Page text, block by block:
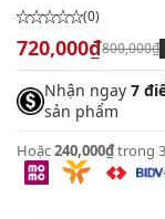
(0)
720,000₫800,000₫
Nhận ngay 7
sản phẩm
Hoặc240,000₫trong